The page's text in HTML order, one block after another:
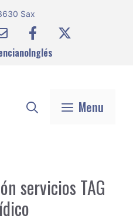
Sax
Inglés
Menu
servicios TAG